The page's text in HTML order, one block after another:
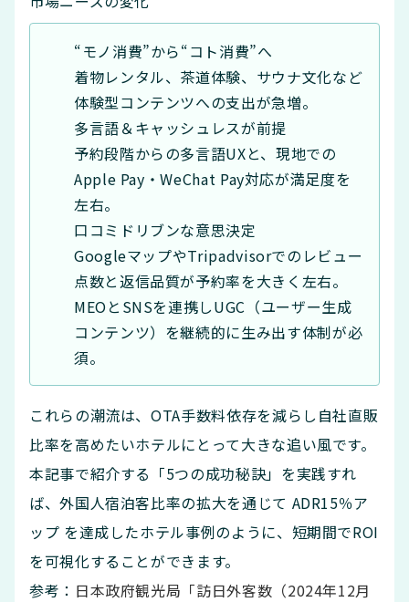
“モノ消費”から“コト消費”へ
着物レンタル、茶道体験、サウナ文化など
体験型コンテンツへの支出が急増。
多言語＆キャッシュレスが前提
予約段階からの多言語UXと、現地での
Apple Pay・WeChat Pay対応が満足度を
左右。
口コミドリブンな意思決定
GoogleマップやTripadvisorでのレビュー
点数と返信品質が予約率を大きく左右。
MEOとSNSを連携しUGC（ユーザー生成
コンテンツ）を継続的に生み出す体制が必
須。
これらの潮流は、OTA手数料依存を減らし自社直販
比率を高めたいホテルにとって大きな追い風です。
本記事で紹介する「5つの成功秘訣」を実践すれ
ば、外国人宿泊客比率の拡大を通じて ADR15％ア
ップ を達成したホテル事例のように、短期間でROI
を可視化することができます。
参考： 日本政府観光局「訪日外客数（2024年12月